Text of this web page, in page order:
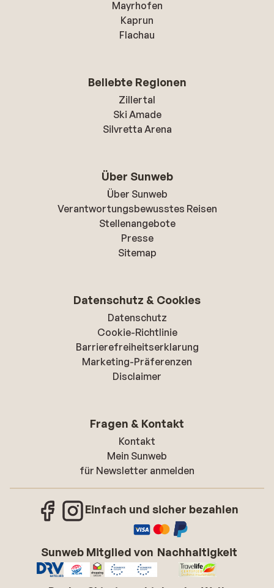
Mayrhofen
Kaprun
Flachau
Beliebte Regionen
Zillertal
Ski Amade
Silvretta Arena
Über Sunweb
Über Sunweb
Verantwortungsbewusstes Reisen
Stellenangebote
Presse
Sitemap
Datenschutz & Cookies
Datenschutz
Cookie-Richtlinie
Barrierefreiheitserklarung
Marketing-Präferenzen
Disclaimer
Fragen & Kontakt
Kontakt
Mein Sunweb
für Newsletter anmelden
Einfach und sicher bezahlen
Sunweb Mitglied von Nachhaltigkeit